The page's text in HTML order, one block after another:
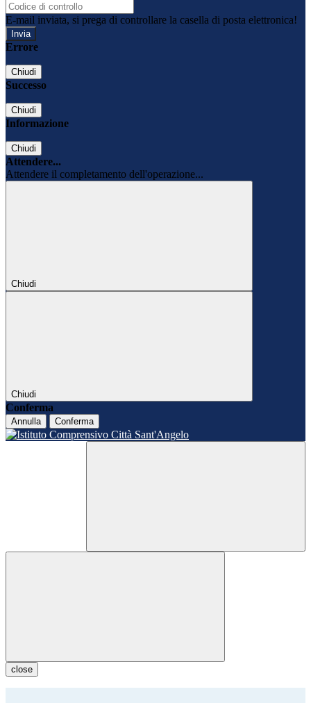
E-mail inviata, si prega di controllare la casella di posta elettronica!
Errore
Chiudi
Successo
Chiudi
Informazione
Chiudi
Attendere...
Attendere il completamento dell'operazione...
Chiudi
Chiudi
Conferma
Annulla Conferma
close